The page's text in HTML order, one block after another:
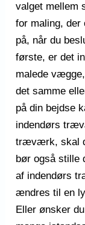
valget mellem
for maling, der
på, når du
første, er det
malede
det samme
på din bejdse
indendørs
træværk, skal
bør også stille
af indendørs
ændres til en
Eller ønsker